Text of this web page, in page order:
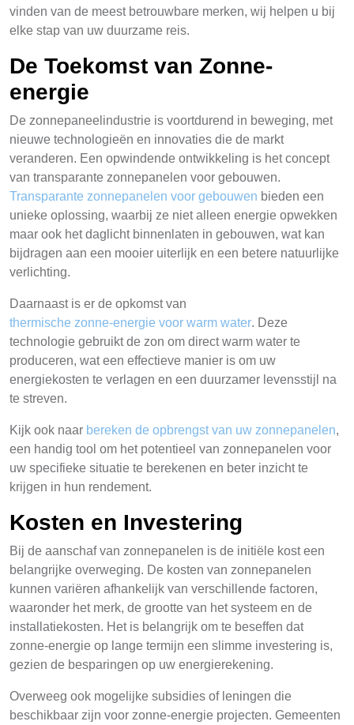
vinden van de meest betrouwbare merken, wij helpen u bij
elke stap van uw duurzame reis.
De Toekomst van Zonne-
energie
De zonnepaneelindustrie is voortdurend in beweging, met
nieuwe technologieën en innovaties die de markt
veranderen. Een opwindende ontwikkeling is het concept
van transparante zonnepanelen voor gebouwen.
Transparante zonnepanelen voor gebouwen bieden een
unieke oplossing, waarbij ze niet alleen energie opwekken
maar ook het daglicht binnenlaten in gebouwen, wat kan
bijdragen aan een mooier uiterlijk en een betere natuurlijke
verlichting.
Daarnaast is er de opkomst van
thermische zonne-energie voor warm water. Deze
technologie gebruikt de zon om direct warm water te
produceren, wat een effectieve manier is om uw
energiekosten te verlagen en een duurzamer levensstijl na
te streven.
Kijk ook naar bereken de opbrengst van uw zonnepanelen,
een handig tool om het potentieel van zonnepanelen voor
uw specifieke situatie te berekenen en beter inzicht te
krijgen in hun rendement.
Kosten en Investering
Bij de aanschaf van zonnepanelen is de initiële kost een
belangrijke overweging. De kosten van zonnepanelen
kunnen variëren afhankelijk van verschillende factoren,
waaronder het merk, de grootte van het systeem en de
installatiekosten. Het is belangrijk om te beseffen dat
zonne-energie op lange termijn een slimme investering is,
gezien de besparingen op uw energierekening.
Overweeg ook mogelijke subsidies of leningen die
beschikbaar zijn voor zonne-energie projecten. Gemeenten